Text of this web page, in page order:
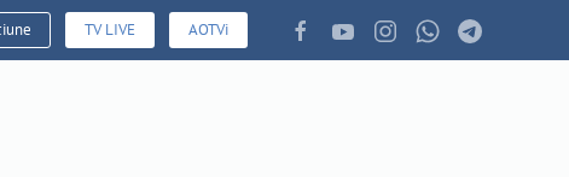
TV LIVE AOTVi